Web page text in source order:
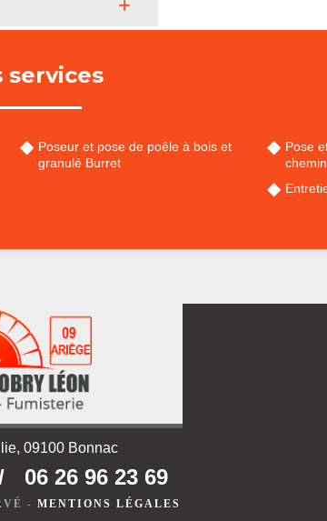
services
Poseur et pose de poêle à bois et
granulé Burret
Pose
09100 Bonnac
06 26 96 23 69
- MENTIONS LÉGALES